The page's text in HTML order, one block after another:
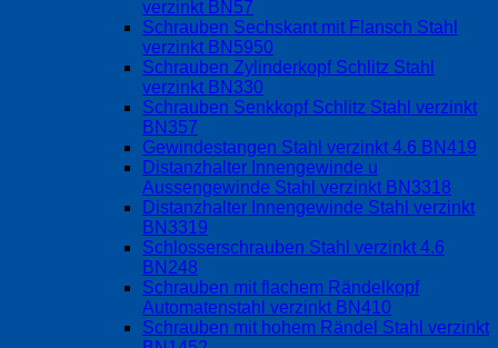
verzinkt BN57
Schrauben Sechskant mit Flansch Stahl
verzinkt BN5950
Schrauben Zylinderkopf Schlitz Stahl
verzinkt BN330
Schrauben Senkkopf Schlitz Stahl verzinkt
BN357
Gewindestangen Stahl verzinkt 4.6 BN419
Distanzhalter Innengewinde u
Aussengewinde Stahl verzinkt BN3318
Distanzhalter Innengewinde Stahl verzinkt
BN3319
Schlosserschrauben Stahl verzinkt 4.6
BN248
Schrauben mit flachem Rändelkopf
Automatenstahl verzinkt BN410
Schrauben mit hohem Rändel Stahl verzinkt